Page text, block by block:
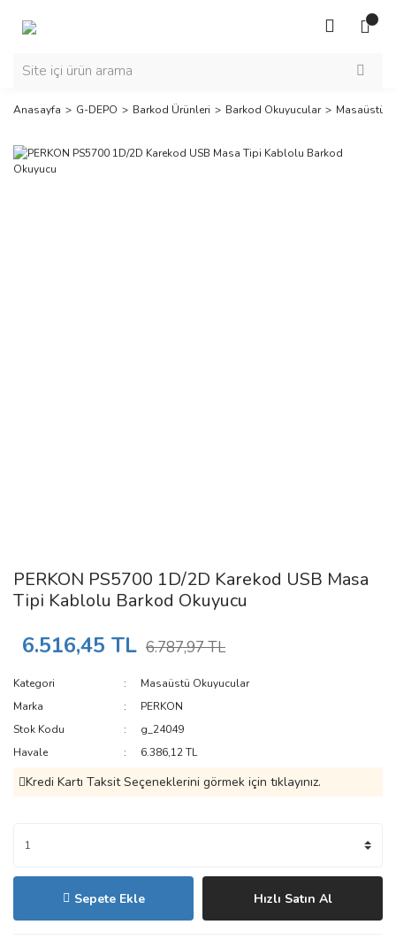
Anasayfa G-DEPO Barkod Ürünleri Barkod Okuyucular Masaüstü
PERKON PS5700 1D/2D Karekod USB Masa
Tipi Kablolu Barkod Okuyucu
6.516,45 TL 6.787,97 TL
Kategori
Masaüstü Okuyucular
Marka
PERKON
Stok Kodu
g_24049
Havale
6.386,12 TL
Kredi Kartı Taksit Seçeneklerini görmek için tıklayınız.
Sepete Ekle Hızlı Satın Al